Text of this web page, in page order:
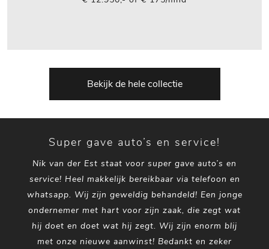
Bekijk de hele collectie
Super gave auto’s en service!
Nik van der Est staat voor super gave auto’s en
service! Heel makkelijk bereikbaar via telefoon en
whatsapp. Wij zijn geweldig behandeld! Een jonge
ondernemer met hart voor zijn zaak, die zegt wat
hij doet en doet wat hij zegt. Wij zijn enorm blij
met onze nieuwe aanwinst! Bedankt en zeker